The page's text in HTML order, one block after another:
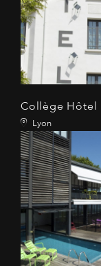
Collège Hôtel
Lyon